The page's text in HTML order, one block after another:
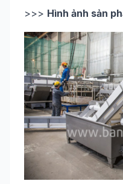
>>> Hình ảnh sản